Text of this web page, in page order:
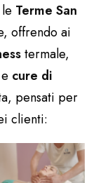
Terme San
offrendo ai
termale,
cure di
pensati per
clienti: